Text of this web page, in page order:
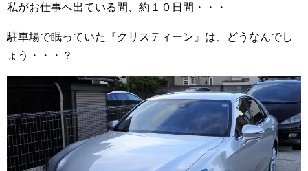
私がお仕事へ出ている間、約１０日間・・・
駐車場で眠っていた『クリスティーン』は、どうなんでし
ょう・・・？